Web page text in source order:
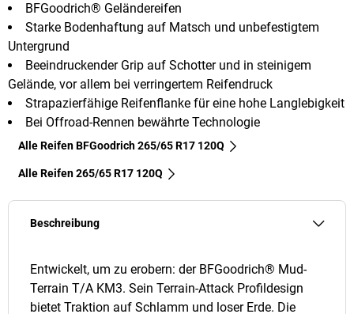
BFGoodrich® Geländereifen
Starke Bodenhaftung auf Matsch und unbefestigtem
Untergrund
Beeindruckender Grip auf Schotter und in steinigem
Gelände, vor allem bei verringertem Reifendruck
Strapazierfähige Reifenflanke für eine hohe Langlebigkeit
Bei Offroad-Rennen bewährte Technologie
Alle Reifen BFGoodrich 265/65 R17 120Q
Alle Reifen‎ 265/65 R17 120Q
Beschreibung
Entwickelt, um zu erobern: der BFGoodrich® Mud-
Terrain T/A KM3. Sein Terrain-Attack Profildesign
bietet Traktion auf Schlamm und loser Erde. Die